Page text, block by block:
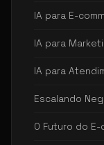
IA para E-
IA para
IA para
Escalando
O Futuro do